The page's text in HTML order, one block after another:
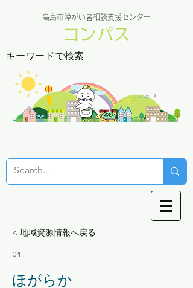
高島市障がい者相談支援センター
コンパス
キーワードで検索
< 地域資源情報へ戻る
04
ほがらか